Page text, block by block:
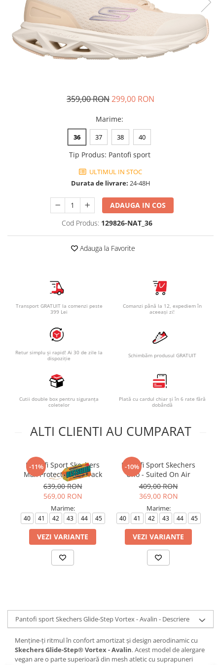
Tricouri copii
Pantaloni lungi copii
Bluze copii
Geci si veste copii
Pantaloni scurti Copii
359,00 RON299,00 RON
Marime:
36 37 38 40
Tip Produs: Pantofi sport
ULTIMUL IN STOC
Durata de livrare: 24-48H
ADAUGA IN COS
Cod Produs: 129826-NAT_36
Adauga la Favorite
Transport GRATUIT la comenzi peste
399 Lei
Comanzi până la 12, expediem în
aceeași zi!
Retur simplu și rapid! Ai 30 de zile la
dispoziție
Schimbăm produsul GRATUIT
Cutii double box pentru siguranța
coletelor
Plată cu cardul chiar și în 6 rate fără
dobândă
ALTI CLIENTI AU CUMPARAT
-11%
Pantofi Sport Skechers
Max Protect - Fast Track
639,00 RON
569,00 RON
Marime:
40 41 42 43 44 45
VEZI VARIANTE
-10%
Pantofi Sport Skechers
Uno - Suited On Air
409,00 RON
369,00 RON
Marime:
40 41 42 43 44 45
VEZI VARIANTE
Pantofi sport Skechers Glide-Step Vortex - Avalin - Descriere
Menține-ți ritmul în confort amortizat și design aerodinamic cu
Skechers Glide-Step® Vortex - Avalin. Acest model de alergare
vegan are o parte superioară din mesh atletic cu suprapuneri